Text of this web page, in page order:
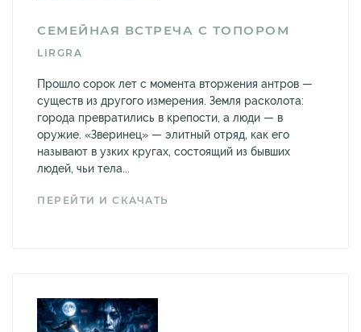
СЕМЕЙНАЯ ВСТРЕЧА С ТОПОРОМ
LIRGRA
Прошло сорок лет с момента вторжения антров —
существ из другого измерения. Земля расколота:
города превратились в крепости, а люди — в
оружие. «Зверинец» — элитный отряд, как его
называют в узких кругах, состоящий из бывших
людей, чьи тела...
ПЕРЕЙТИ И СКАЧАТЬ